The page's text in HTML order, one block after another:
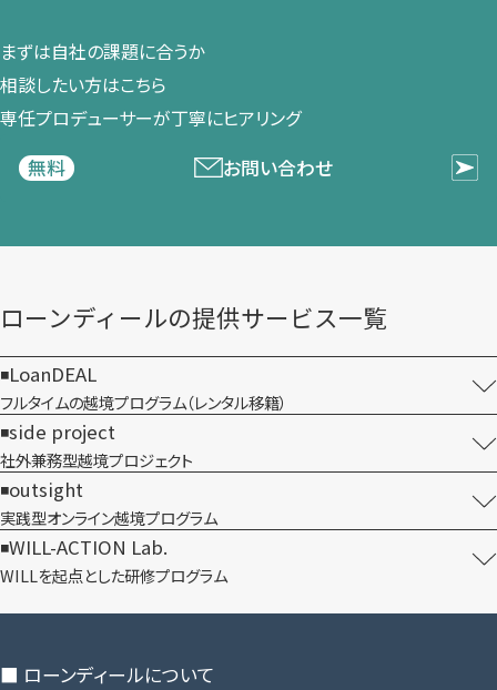
まずは​自社の​課題に​合うか​
相談したい方は​こちら
専任プロデューサーが​丁寧に​ヒアリング
無料
お問い合わせ
ローンディールの​提供サービス一覧
LoanDEAL
フルタイムの越境プログラム​（レンタル移籍）
side project
社外兼務型​越境プロジェクト
outsight
実践型オンライン​越境プログラム
WILL-ACTION Lab.
WILLを​起点とした​研修プログラム
■ ローンディールに​ついて